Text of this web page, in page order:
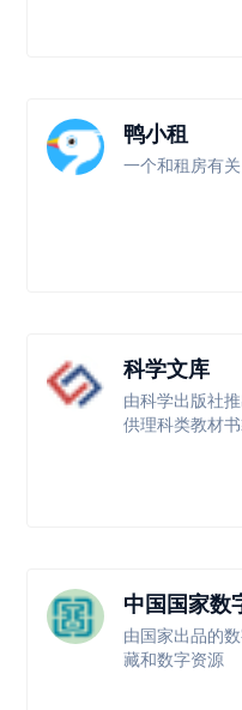
鸭小租
一个和租房有
科学文库
由科学出版社
供理科类教材
中国国家数
由国家出品的
藏和数字资源